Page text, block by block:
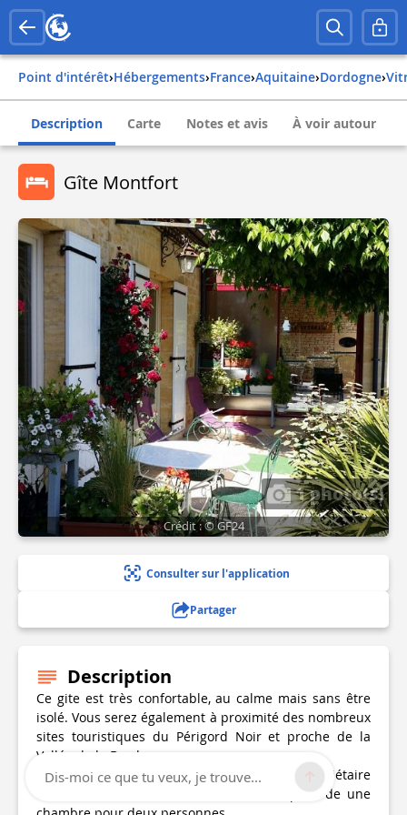
Point d'intérêt› Hébergements› france› aquitaine› dordogne›
Description Carte Notes et avis À voir autour
Gîte Montfort
1 photo(s)
Crédit : © GF24
Consulter sur l'application
Partager
Description
Ce gite est très confortable, au calme mais sans être
isolé. Vous serez également à proximité des nombreux
sites touristiques du Périgord Noir et proche de la
Vallée de la Dordogne.
Le gite Montfort, mitoyen à la maison du propriétaire
et à une autre location saisonnière, dispose de une
Dis-moi ce que tu veux, je trouve...